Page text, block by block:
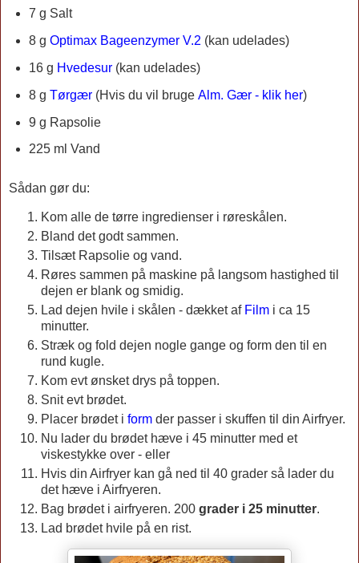
7 g Salt
8 g Optimax Bageenzymer V.2 (kan udelades)
16 g Hvedesur(kan udelades)
8 g Tørgær(Hvis du vil bruge Alm. Gær - klik her)
9 g Rapsolie
225 ml Vand
Sådan gør du:
Kom alle de tørre ingredienser i røreskålen.
Bland det godt sammen.
Tilsæt Rapsolie og vand.
Røres sammen på maskine på langsom hastighed til
dejen er blank og smidig.
Lad dejen hvile i skålen - dækket af Film i ca 15
minutter.
Stræk og fold dejen nogle gange og form den til en
rund kugle.
Kom evt ønsket drys på toppen.
Snit evt brødet.
Placer brødet i form der passer i skuffen til din Airfryer.
Nu lader du brødet hæve i 45 minutter med et
viskestykke over - eller
Hvis din Airfryer kan gå ned til 40 grader så lader du
det hæve i Airfryeren.
Bag brødet i airfryeren. 200 grader i 25 minutter.
Lad brødet hvile på en rist.